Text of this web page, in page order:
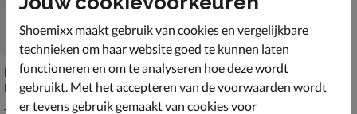
Kaotiko Vancouver
Lage sneakers - blauw
van € 119,99 voor € 83,99
119,99 83,99
Shoemixx maakt gebruik van cookies en vergelijkbare
technieken om haar website goed te kunnen laten
functioneren en om te analyseren hoe deze wordt
gebruikt. Met het accepteren van de voorwaarden wordt
er tevens gebruik gemaakt van cookies voor